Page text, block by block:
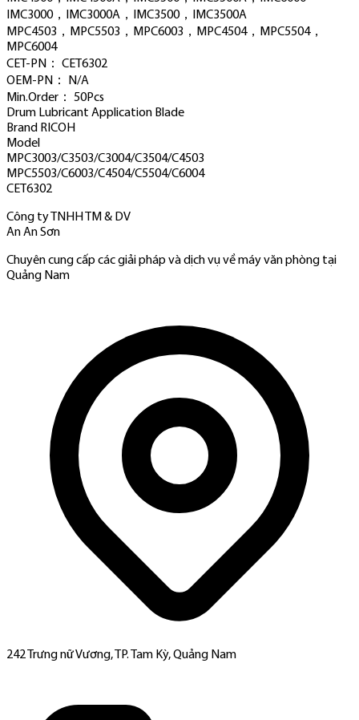
IMC3000，IMC3000A，IMC3500，IMC3500A
MPC4503，MPC5503，MPC6003，MPC4504，MPC5504，
MPC6004
CET-PN： CET6302
OEM-PN： N/A
Min.Order： 50Pcs
Drum Lubricant Application Blade
Brand RICOH
Model
MPC3003/C3503/C3004/C3504/C4503
MPC5503/C6003/C4504/C5504/C6004
CET6302
Công ty TNHH TM & DV
An An Sơn
Chuyên cung cấp các giải pháp và dịch vụ về máy văn phòng tại
Quảng Nam
242 Trưng nữ Vương, TP. Tam Kỳ, Quảng Nam